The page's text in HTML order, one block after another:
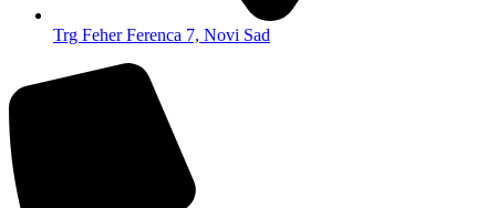
Trg Feher Ferenca 7, Novi Sad